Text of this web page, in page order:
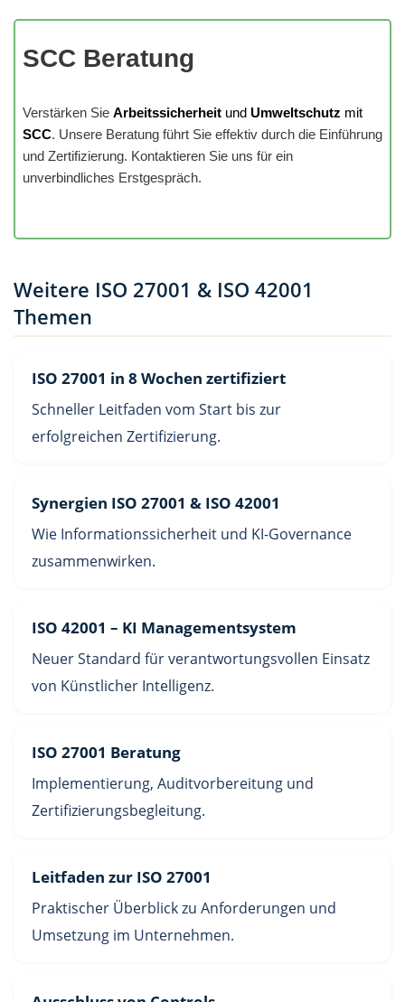
SCC Beratung
Verstärken Sie Arbeitssicherheit und Umweltschutz mit
SCC. Unsere Beratung führt Sie effektiv durch die Einführung
und Zertifizierung. Kontaktieren Sie uns für ein
unverbindliches Erstgespräch.
Weitere ISO 27001 & ISO 42001
Themen
ISO 27001 in 8 Wochen zertifiziert
Schneller Leitfaden vom Start bis zur
erfolgreichen Zertifizierung.
Synergien ISO 27001 & ISO 42001
Wie Informationssicherheit und KI-Governance
zusammenwirken.
ISO 42001 – KI Managementsystem
Neuer Standard für verantwortungsvollen Einsatz
von Künstlicher Intelligenz.
ISO 27001 Beratung
Implementierung, Auditvorbereitung und
Zertifizierungsbegleitung.
Leitfaden zur ISO 27001
Praktischer Überblick zu Anforderungen und
Umsetzung im Unternehmen.